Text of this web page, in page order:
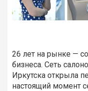
26 лет на рынке —
бизнеса. Сеть
Иркутска открыла
настоящий момент